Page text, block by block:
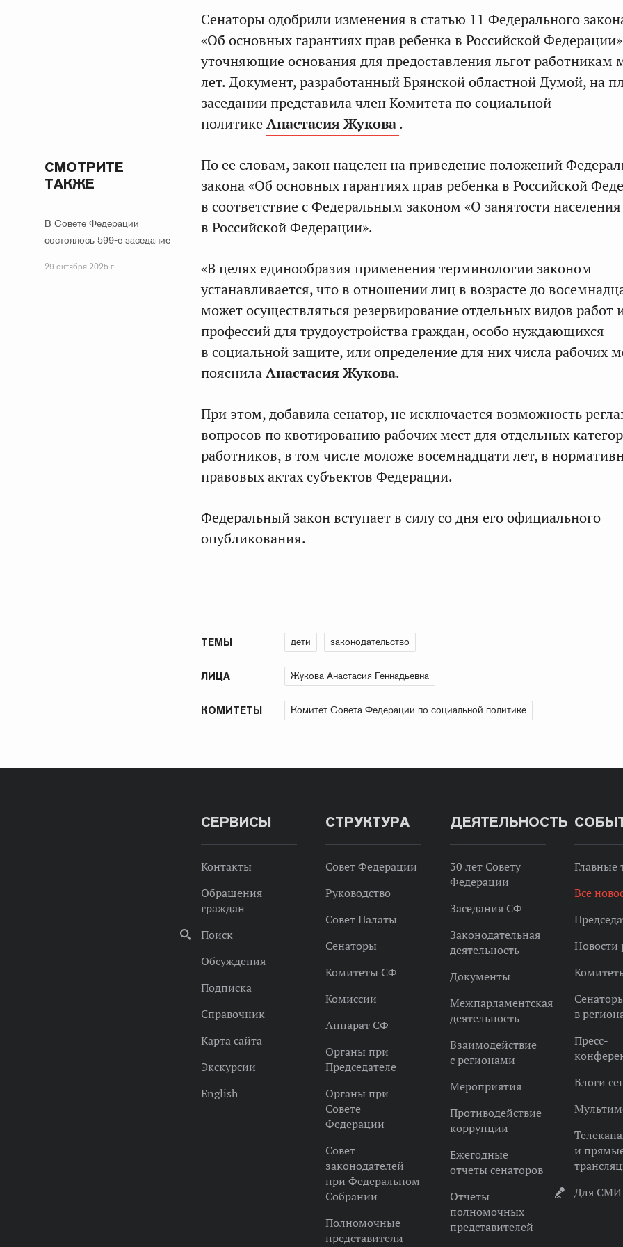
Сенаторы одобрили изменения в статью 11 Федерального
«Об основных гарантиях прав ребенка в Российской
уточняющие основания для предоставления льгот работникам
лет. Документ, разработанный Брянской областной Думой, на
заседании представила член Комитета по социальной
политике Анастасия Жукова.
СМОТРИТЕ
ТАКЖЕ
В Совете Федерации
состоялось 599-е заседание
29 октября 2025 г.
По ее словам, закон нацелен на приведение положений
закона «Об основных гарантиях прав ребенка в Российской
в соответствие с Федеральным законом «О занятости населения
в Российской Федерации».
«В целях единообразия применения терминологии законом
устанавливается, что в отношении лиц в возрасте до
может осуществляться резервирование отдельных видов работ
профессий для трудоустройства граждан, особо нуждающихся
в социальной защите, или определение для них числа рабочих
пояснилаАнастасия Жукова.
При этом, добавила сенатор, не исключается возможность
вопросов по квотированию рабочих мест для отдельных
работников, в том числе моложе восемнадцати лет, в
правовых актах субъектов Федерации.
Федеральный закон вступает в силу со дня его официального
опубликования.
ТЕМЫ дети законодательство
ЛИЦА Жукова Анастасия Геннадьевна
КОМИТЕТЫ Комитет Совета Федерации по социальной политике
СЕРВИСЫ
Контакты
Обращения
граждан
Поиск
Обсуждения
Подписка
Справочник
Карта сайта
Экскурсии
English
СТРУКТУРА
Совет Федерации
Руководство
Совет Палаты
Сенаторы
Комитеты СФ
Комиссии
Аппарат СФ
Органы при
Председателе
Органы при
Совете
Федерации
Совет
законодателей
при Федеральном
Собрании
Полномочные
представители
ДЕЯТЕЛЬНОСТЬ
30 лет Совету
Федерации
Заседания СФ
Законодательная
деятельность
Документы
Межпарламентская
деятельность
Взаимодействие
с регионами
Мероприятия
Противодействие
коррупции
Ежегодные
отчеты сенаторов
Отчеты
полномочных
представителей
Главные
Все
Новости
в
Пресс-
Блоги
и
Для СМИ